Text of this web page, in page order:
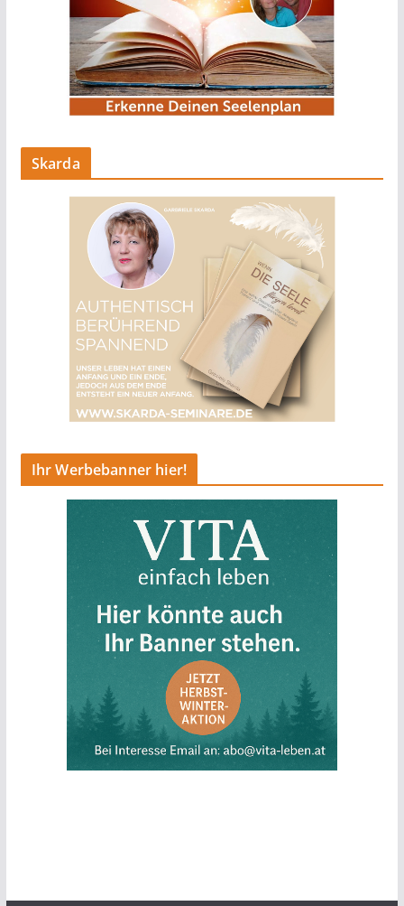
Skarda
Ihr Werbebanner hier!